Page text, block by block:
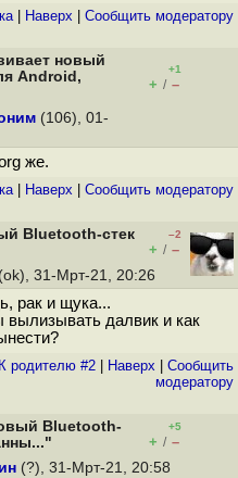
| Наверх Cообщить модератору
новый
Android,
+1
+ / –
(106), 01-
же.
| Наверх Cообщить модератору
Bluetooth-стек
–2
+ / –
(ok), 31-Мрт-21, 20:26
рак и щука...
вылизывать далвик и как
К родителю #2 Наверх
Cообщить
модератору
Bluetooth-
+5
+ / –
(?), 31-Мрт-21, 20:58